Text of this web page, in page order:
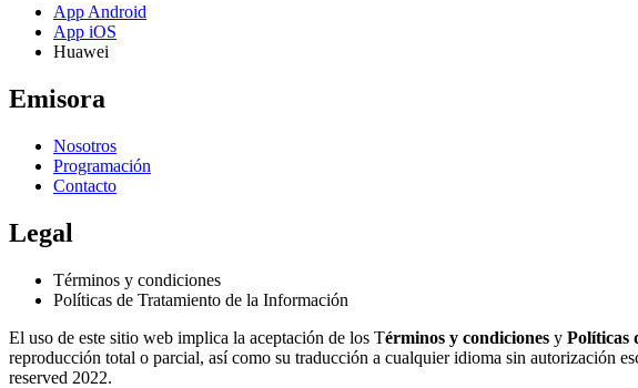
App Android
App iOS
Huawei
Emisora
Nosotros
Programación
Contacto
Legal
Términos y condiciones
Políticas de Tratamiento de la Información
El uso de este sitio web implica la aceptación de los Términos y condiciones y Políticas
reproducción total o parcial, así como su traducción a cualquier idioma sin
reserved 2022.